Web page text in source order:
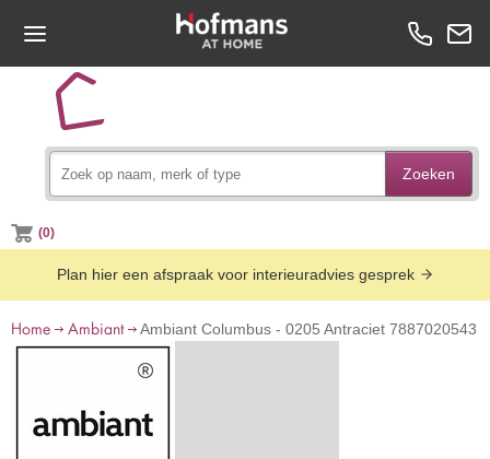
Zoeken
(0)
Plan hier een afspraak voor interieuradvies gesprek
Home Ambiant Ambiant Columbus - 0205 Antraciet 7887020543